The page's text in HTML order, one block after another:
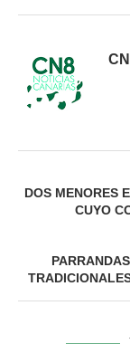
DOS MENORES
CUYO